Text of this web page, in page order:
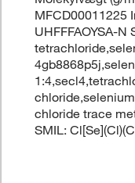
MFCD00011225
UHFFFAOYSA-N
chloride trace
SMIL: